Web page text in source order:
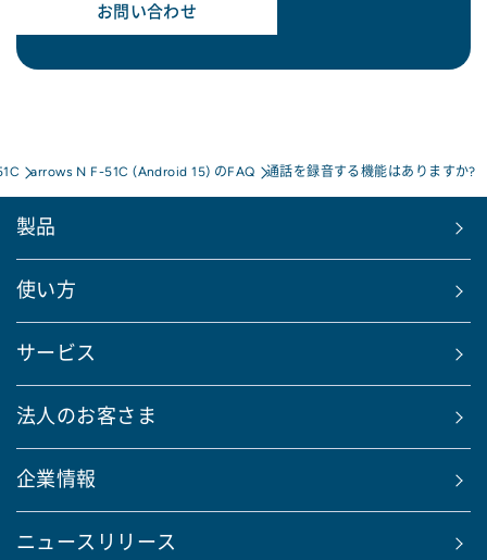
お問い合わせ
arrows N F-51C (Android 15) のFAQ 通話を録音する機能はありますか?
製品
使い方
サービス
法人のお客さま
企業情報
ニュースリリース